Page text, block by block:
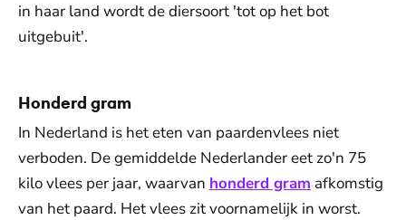
in haar land wordt de diersoort 'tot op het bot
uitgebuit'.
Honderd gram
In Nederland is het eten van paardenvlees niet
verboden. De gemiddelde Nederlander eet zo'n 75
kilo vlees per jaar, waarvan honderd gram afkomstig
van het paard. Het vlees zit voornamelijk in worst.